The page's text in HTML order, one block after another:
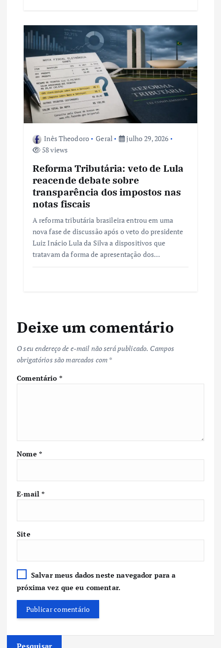
Inês Theodoro Geral
julho 29, 2026
58 views
Reforma Tributária: veto de Lula
reacende debate sobre
transparência dos impostos nas
notas fiscais
A reforma tributária brasileira entrou em uma
nova fase de discussão após o veto do presidente
Luiz Inácio Lula da Silva a dispositivos que
tratavam da forma de apresentação dos…
Deixe um comentário
O seu endereço de e-mail não será publicado. Campos
obrigatórios são marcados com *
Comentário *
Nome *
E-mail*
Site
Salvar meus dados neste navegador para a
próxima vez que eu comentar.